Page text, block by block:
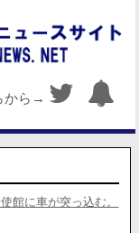
から→
館に車が突っ込む。